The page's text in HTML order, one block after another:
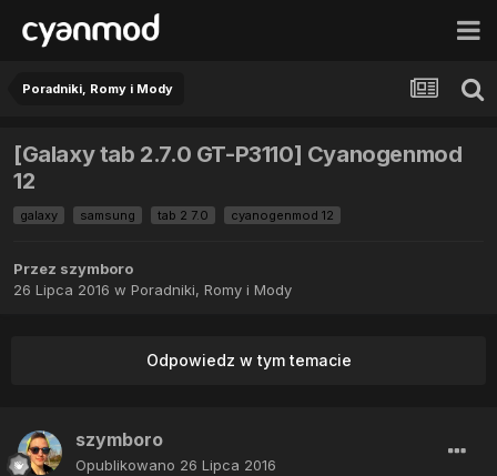
Poradniki, Romy i Mody
[Galaxy tab 2.7.0 GT-P3110] Cyanogenmod
12
galaxy samsung tab 2 7.0 cyanogenmod 12
Przez szymboro
26 Lipca 2016 w Poradniki, Romy i Mody
Odpowiedz w tym temacie
szymboro
Opublikowano 26 Lipca 2016